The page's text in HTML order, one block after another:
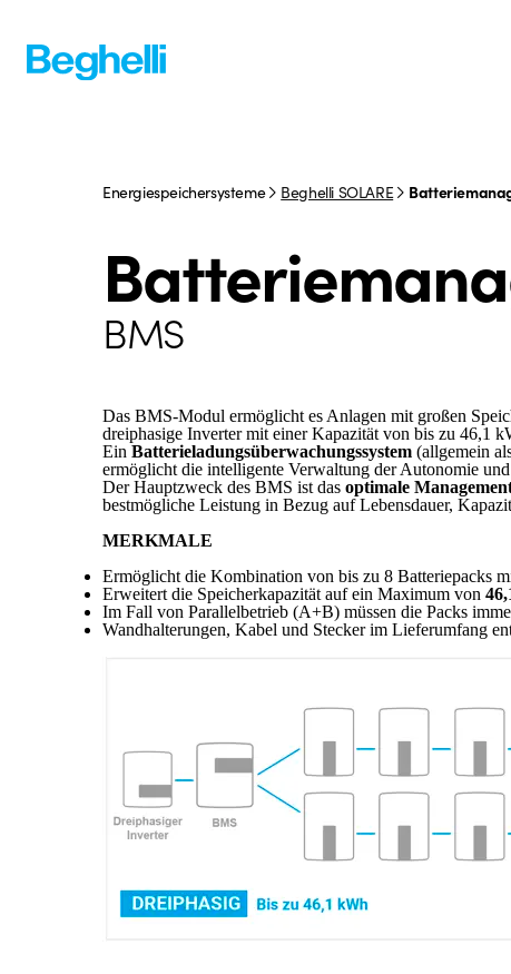
Energiespeichersysteme Beghelli SOLARE
BMS
Das BMS-Modul ermöglicht es Anlagen mit großen
dreiphasige Inverter mit einer Kapazität von bis zu 46,1
Ein Batterieladungsüberwachungssystem (allgemein
ermöglicht die intelligente Verwaltung der Autonomie und
Der Hauptzweck des BMS ist das optimale
bestmögliche Leistung in Bezug auf Lebensdauer,
MERKMALE
Ermöglicht die Kombination von bis zu 8 Batteriepacks
Erweitert die Speicherkapazität auf ein Maximum von
Im Fall von Parallelbetrieb (A+B) müssen die Packs
Wandhalterungen, Kabel und Stecker im Lieferumfang